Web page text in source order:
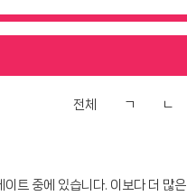
전체 ㄱ ㄴ
트 중에 있습니다. 이보다 더 많